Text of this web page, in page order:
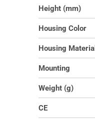
Height (mm)
Housing Color
Housing Material
Mounting
Weight (g)
CE